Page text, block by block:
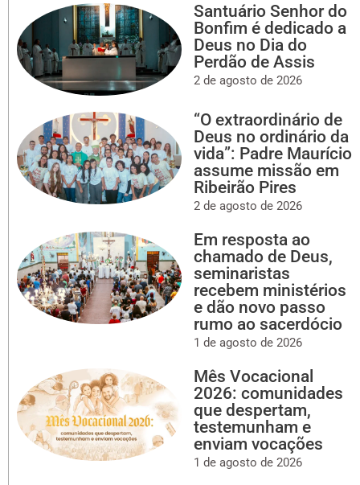
Santuário Senhor do
Bonfim é dedicado a
Deus no Dia do
Perdão de Assis
2 de agosto de 2026
“O extraordinário de
Deus no ordinário da
vida”: Padre Maurício
assume missão em
Ribeirão Pires
2 de agosto de 2026
Em resposta ao
chamado de Deus,
seminaristas
recebem ministérios
e dão novo passo
rumo ao sacerdócio
1 de agosto de 2026
Mês Vocacional
2026: comunidades
que despertam,
testemunham e
enviam vocações
1 de agosto de 2026